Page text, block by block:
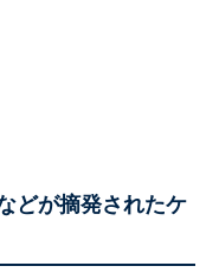
どが摘発されたケ